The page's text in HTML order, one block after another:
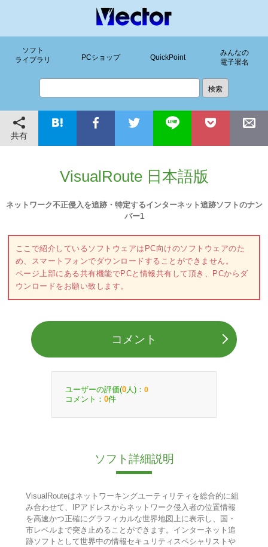
ソフト
ライブラリ
PCショップ QuickPoint
みんなの
電子署名
共有
VisualRoute 日本語版
ネットワーク不正侵入を追跡・特定するインターネット追跡ソフトのナン
バー1
ここで紹介しているソフトウェアはPC向けのソフトウェアのた
め、スマートフォンでダウンロードすることができません。
ページ上部にある共有機能でPCと情報共有して頂き、PCからダ
ウンロードをお願い致します。
コメント
ユーザーの評価(0 人)： 0
コメント： 0件
ソフト詳細説明
VisualRouteはネットワーキングユーティリティを総合的に組
み合わせて、IPアドレスからネットワーク侵入者の位置情報
を高速かつ正確にグラフィカルな世界地図上に表示し、国・
市レベルまで突き止めることができます。インターネット追
跡ソフトとして世界中の情報セキュリティスペシャリストや